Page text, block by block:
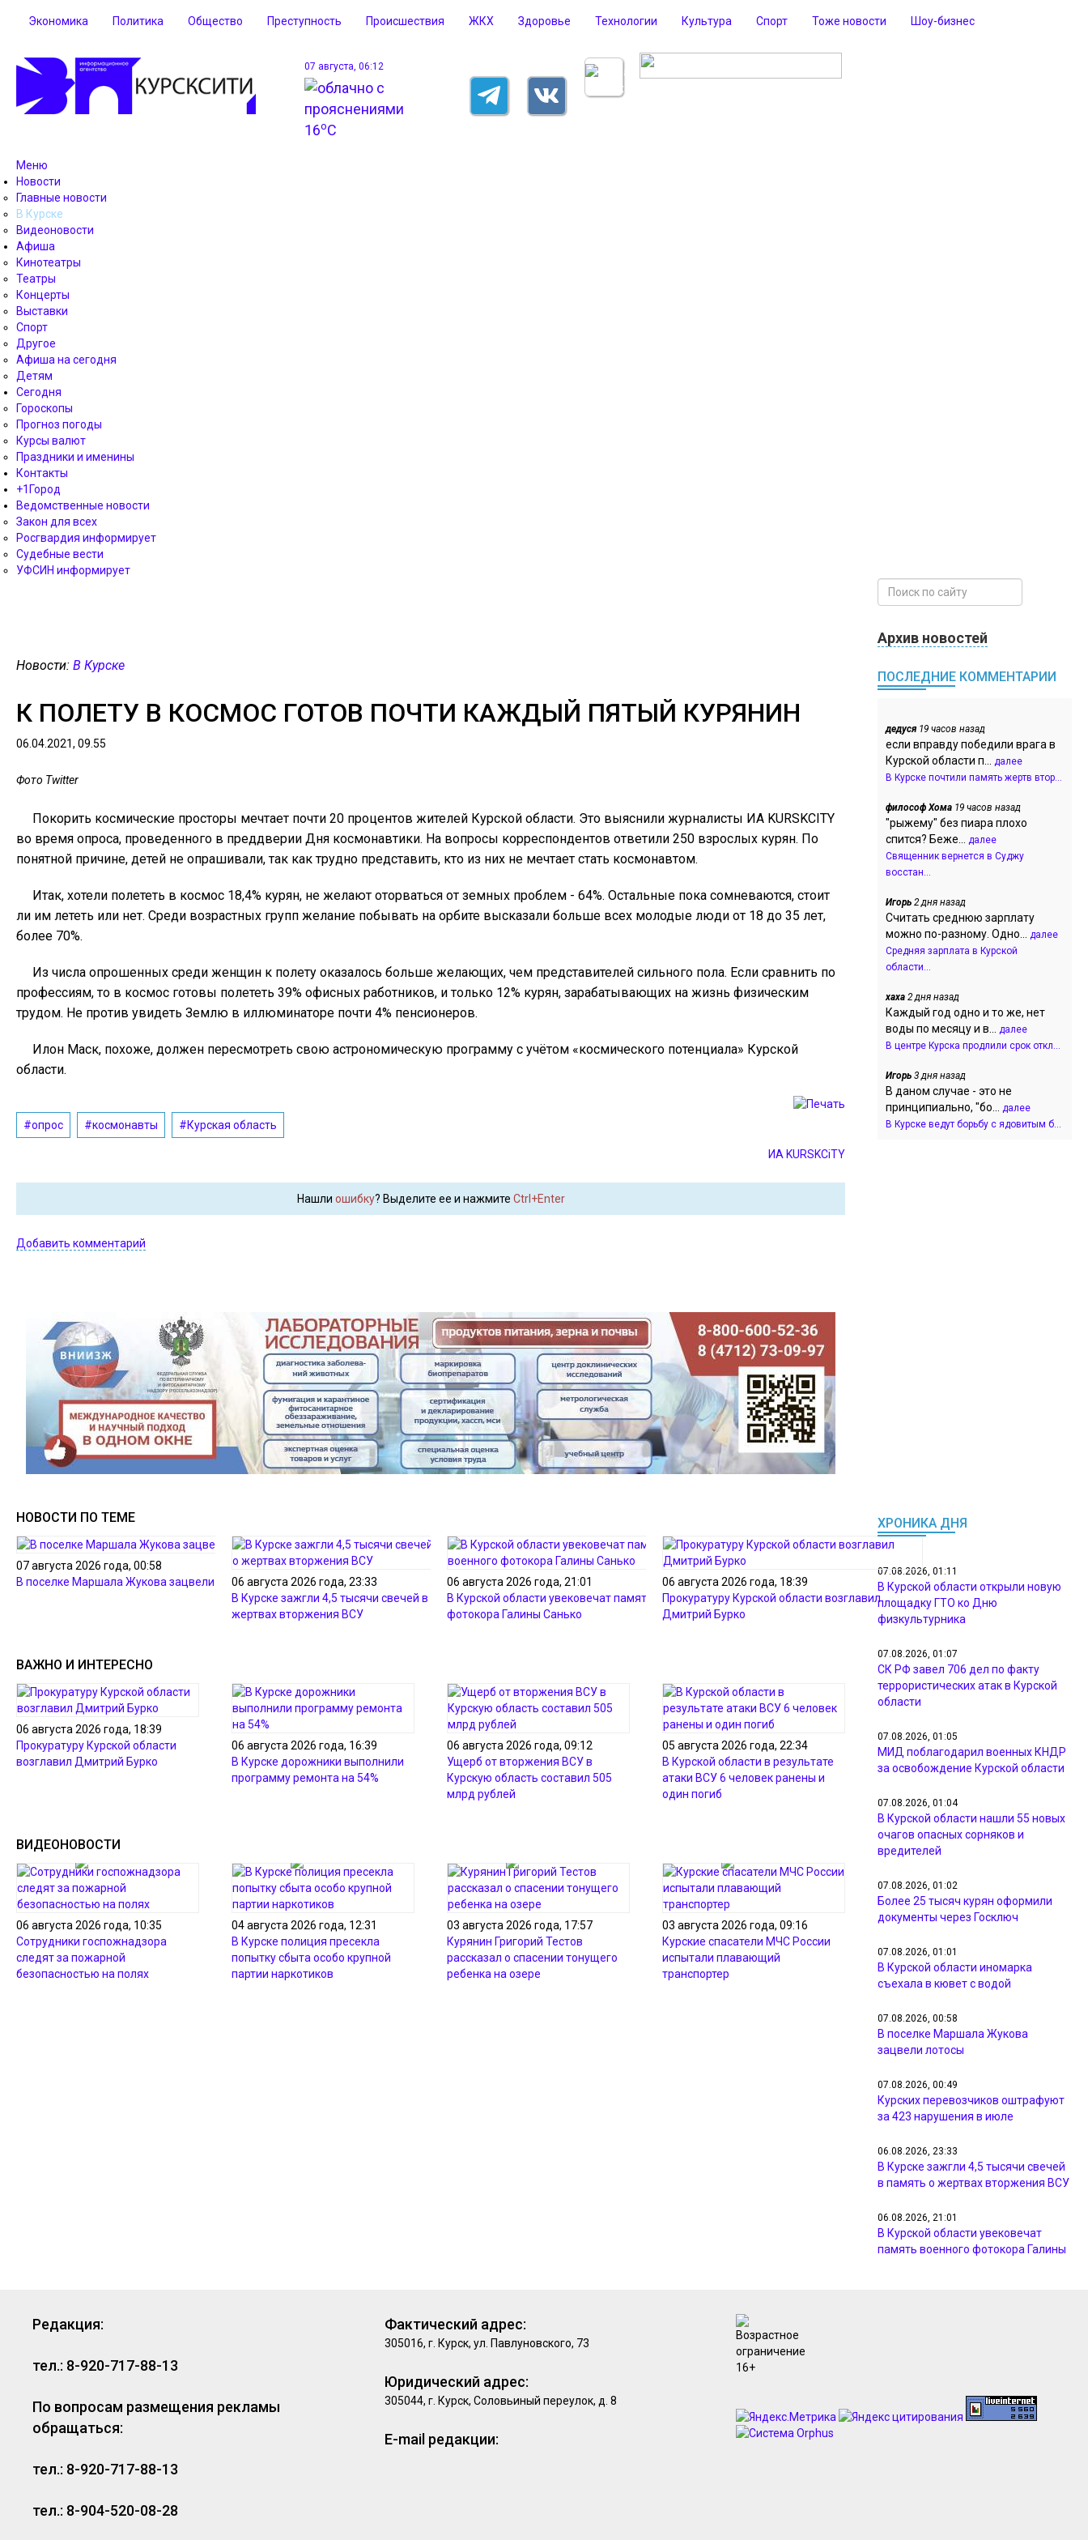
Экономика Политика Общество Преступность Происшествия ЖКХ Здоровье Технологии Культура Спорт Тоже новости Шоу-бизнес
07 августа, 06:12
16oC
Меню
Новости
Главные новости
В Курске
Видеоновости
Афиша
Кинотеатры
Театры
Концерты
Выставки
Спорт
Другое
Афиша на сегодня
Детям
Сегодня
Гороскопы
Прогноз погоды
Курсы валют
Праздники и именины
Контакты
+1Город
Ведомственные новости
Закон для всех
Росгвардия информирует
Судебные вести
УФСИН информирует
Новости: В Курске
К ПОЛЕТУ В КОСМОС ГОТОВ ПОЧТИ КАЖДЫЙ ПЯТЫЙ КУРЯНИН
06.04.2021, 09.55
Фото Twitter
Покорить космические просторы мечтает почти 20 процентов жителей Курской области. Это выяснили журналисты ИА KURSKCITY
во время опроса, проведенного в преддверии Дня космонавтики. На вопросы корреспондентов ответили 250 взрослых курян. По
понятной причине, детей не опрашивали, так как трудно представить, кто из них не мечтает стать космонавтом.
Итак, хотели полететь в космос 18,4% курян, не желают оторваться от земных проблем - 64%. Остальные пока сомневаются, стоит
ли им лететь или нет. Среди возрастных групп желание побывать на орбите высказали больше всех молодые люди от 18 до 35 лет,
более 70%.
Из числа опрошенных среди женщин к полету оказалось больше желающих, чем представителей сильного пола. Если сравнить по
профессиям, то в космос готовы полететь 39% офисных работников, и только 12% курян, зарабатывающих на жизнь физическим
трудом. Не против увидеть Землю в иллюминаторе почти 4% пенсионеров.
Илон Маск, похоже, должен пересмотреть свою астрономическую программу с учётом «космического потенциала» Курской
области.
#опрос #космонавты #Курская область
ИА KURSKCiTY
Нашли ошибку? Выделите ее и нажмите Ctrl+Enter
Добавить комментарий
НОВОСТИ ПО ТЕМЕ
07 августа 2026 года, 00:58
В поселке Маршала Жукова зацвели лотосы06 августа 2026 года, 23:33
В Курске зажгли 4,5 тысячи свечей в память о
жертвах вторжения ВСУ
06 августа 2026 года, 21:01
В Курской области увековечат память военного
фотокора Галины Санько
06 августа 2026 года, 18:39
Прокуратуру Курской области возглавил
Дмитрий Бурко
ВАЖНО И ИНТЕРЕСНО
06 августа 2026 года, 18:39
Прокуратуру Курской области
возглавил Дмитрий Бурко
06 августа 2026 года, 16:39
В Курске дорожники выполнили
программу ремонта на 54%
06 августа 2026 года, 09:12
Ущерб от вторжения ВСУ в
Курскую область составил 505
млрд рублей
05 августа 2026 года, 22:34
В Курской области в результате
атаки ВСУ 6 человек ранены и
один погиб
ВИДЕОНОВОСТИ
06 августа 2026 года, 10:35
Сотрудники госпожнадзора
следят за пожарной
безопасностью на полях
04 августа 2026 года, 12:31
В Курске полиция пресекла
попытку сбыта особо крупной
партии наркотиков
03 августа 2026 года, 17:57
Курянин Григорий Тестов
рассказал о спасении тонущего
ребенка на озере
03 августа 2026 года, 09:16
Курские спасатели МЧС России
испытали плавающий
транспортер
Архив новостей
ПОСЛЕДНИЕ КОММЕНТАРИИ
дедуся19 часов назад
если вправду победили врага в
Курской области п... далее
В Курске почтили память жертв втор...
философ Хома 19 часов назад
"рыжему" без пиара плохо
спится? Беже... далее
Священник вернется в Суджу
восстан...
Игорь 2 дня назад
Считать среднюю зарплату
можно по-разному. Одно... далее
Средняя зарплата в Курской
области...
хаха 2 дня назад
Каждый год одно и то же, нет
воды по месяцу и в... далее
В центре Курска продлили срок откл...
Игорь 3 дня назад
В даном случае - это не
принципиально, "бо... далее
В Курске ведут борьбу с ядовитым б...
ХРОНИКА ДНЯ
07.08.2026, 01:11
В Курской области открыли новую
площадку ГТО ко Дню
физкультурника
07.08.2026, 01:07
СК РФ завел 706 дел по факту
террористических атак в Курской
области
07.08.2026, 01:05
МИД поблагодарил военных КНДР
за освобождение Курской области
07.08.2026, 01:04
В Курской области нашли 55 новых
очагов опасных сорняков и
вредителей
07.08.2026, 01:02
Более 25 тысяч курян оформили
документы через Госключ
07.08.2026, 01:01
В Курской области иномарка
съехала в кювет с водой
07.08.2026, 00:58
В поселке Маршала Жукова
зацвели лотосы
07.08.2026, 00:49
Курских перевозчиков оштрафуют
за 423 нарушения в июле
06.08.2026, 23:33
В Курске зажгли 4,5 тысячи свечей
в память о жертвах вторжения ВСУ
06.08.2026, 21:01
В Курской области увековечат
память военного фотокора Галины
В Курске вводили план «Перехват»
из-за видео с похищением
Редакция:
тел.: 8-920-717-88-13
По вопросам размещения рекламы
обращаться:
тел.: 8-920-717-88-13
тел.: 8-904-520-08-28
Фактический адрес:
305016, г. Курск, ул. Павлуновского, 73
Юридический адрес:
305044, г. Курск, Соловьиный переулок, д. 8
E-mail редакции: